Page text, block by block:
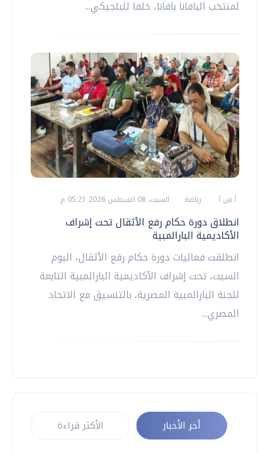
لمنتخب البافانا بافانا، خلفا للبلجيكي...
أ ش أ رياضة السبت، 08 اغسطس 2026 05:21 م
انطلاق دورة حكام رفع الأثقال تحت إشراف
الأكاديمية البارالمبية
انطلقت فعاليات دورة حكام رفع الأثقال، اليوم
السبت، تحت إشراف الأكاديمية البارالمبية التابعة
للجنة البارالمبية المصرية، بالتنسيق مع الاتحاد
المصري...
أخر الأخبار الأكثر قراءة